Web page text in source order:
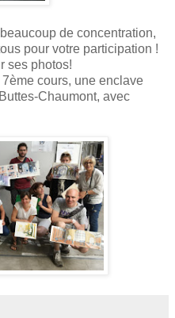
de concentration,
pour votre participation !
ses photos!
cours, une enclave
Chaumont, avec